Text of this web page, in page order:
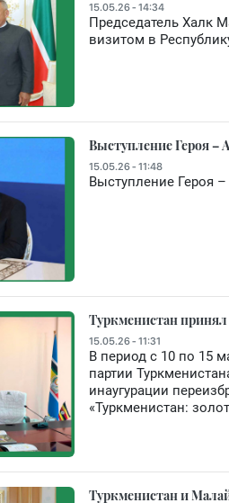
15.05.26 - 14:34
Председатель Халк
визитом в
Выступление Героя –
15.05.26 - 11:48
Выступление Героя –
Туркменистан принял
15.05.26 - 11:31
В период с 10 по 15
партии
инаугурации
«Туркменистан:
Туркменистан и